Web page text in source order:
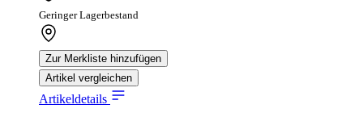
Geringer Lagerbestand
Zur Merkliste hinzufügen
Artikel vergleichen
Artikeldetails